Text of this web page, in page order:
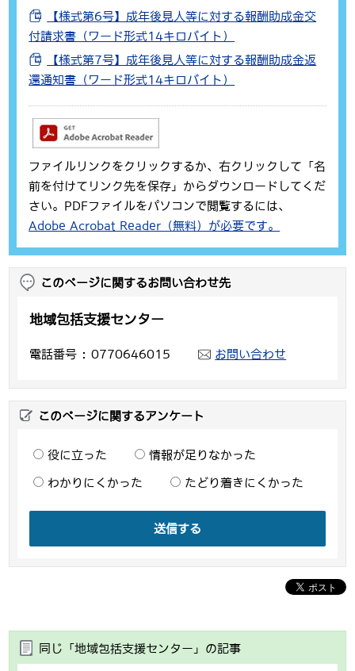
【様式第6号】成年後見人等に対する報酬助成金交
付請求書（ワード形式14キロバイト）
【様式第7号】成年後見人等に対する報酬助成金返
還通知書（ワード形式14キロバイト）
ファイルリンクをクリックするか、右クリックして「名
前を付けてリンク先を保存」からダウンロードしてくだ
さい。PDFファイルをパソコンで閲覧するには、
Adobe Acrobat Reader（無料）が必要です。
このページに関するお問い合わせ先
地域包括支援センター
電話番号 0770646015 お問い合わせ
このページに関するアンケート
役に立った 情報が足りなかった
わかりにくかった たどり着きにくかった
送信する
同じ「地域包括支援センター」の記事